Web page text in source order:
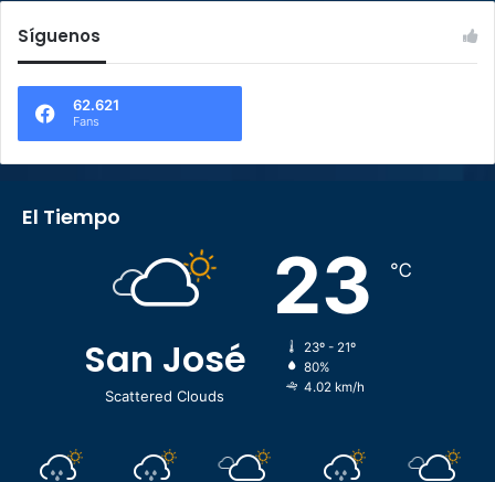
Síguenos
62.621
Fans
El Tiempo
San José
Scattered Clouds
23 ℃
23º - 21º
80%
4.02 km/h